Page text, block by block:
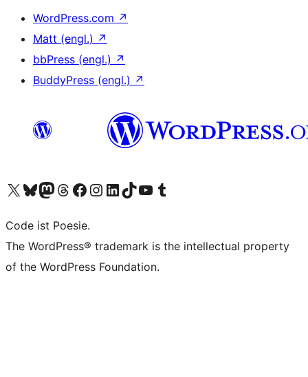
WordPress.com ↗
Matt (engl.) ↗
bbPress (engl.) ↗
BuddyPress (engl.) ↗
Unser X-Konto (früher Twitter) besuchen
Unser Bluesky-Konto besuchen
Unser Mastodon-Konto besuchen
Unser Threads-Konto besuchen
Unsere Facebook-Seite besuchen
Unser Instagram-Konto besuchen
Unser LinkedIn-Konto besuchen
Unser TikTok-Konto besuchen
Unseren YouTube-Kanal besuchen
Unser Tumblr-Konto besuchen
Code ist Poesie.
The WordPress® trademark is the intellectual property
of the WordPress Foundation.